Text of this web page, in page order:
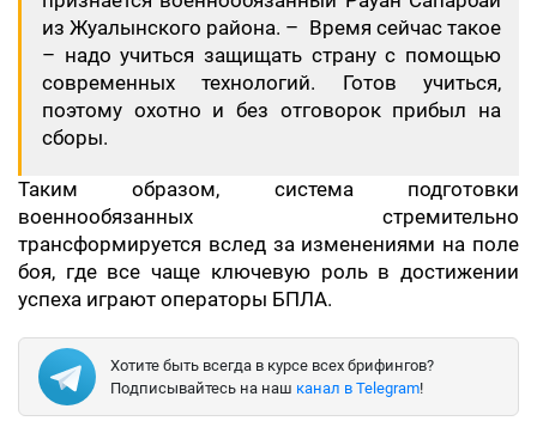
из Жуалынского района. – Время сейчас такое
– надо учиться защищать страну с помощью
современных технологий. Готов учиться,
поэтому охотно и без отговорок прибыл на
сборы.
Таким образом, система подготовки
военнообязанных стремительно
трансформируется вслед за изменениями на поле
боя, где все чаще ключевую роль в достижении
успеха играют операторы БПЛА.
Хотите быть всегда в курсе всех брифингов?
Подписывайтесь на наш канал в Telegram!